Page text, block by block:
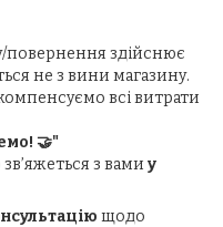
повернення здійснює
не з вини магазину.
всі витрати
🤝"
з вами у
щодо